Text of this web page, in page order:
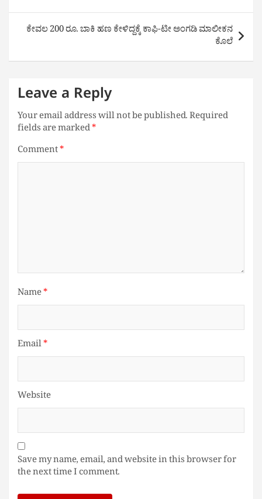
ಕೇವಲ 200 ರೂ. ಬಾಕಿ ಹಣ ಕೇಳಿದ್ದಕ್ಕೆ ಕಾಫಿ-ಟೀ ಅಂಗಡಿ ಮಾಲೀಕನ
ಕೊಲೆ
Leave a Reply
Your email address will not be published.Required
fields are marked*
Comment*
Name*
Email*
Website
Save my name, email, and website in this browser for
the next time I comment.